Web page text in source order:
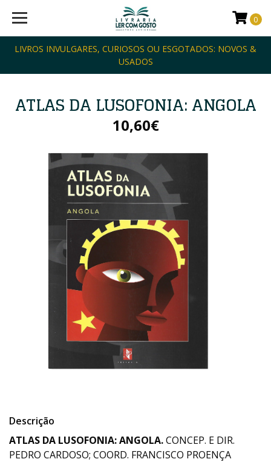
LIVROS INVULGARES, CURIOSOS OU ESGOTADOS: NOVOS &
USADOS
0
ATLAS DA LUSOFONIA: ANGOLA
10,60€
Descrição
ATLAS DA LUSOFONIA: ANGOLA.CONCEP. E DIR.
PEDRO CARDOSO; COORD. FRANCISCO PROENÇA